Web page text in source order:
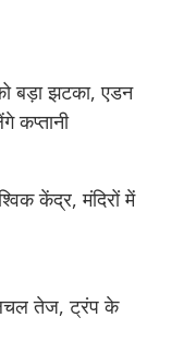
बड़ा झटका, एडन
कप्तानी
केंद्र, मंदिरों में
तेज, ट्रंप के